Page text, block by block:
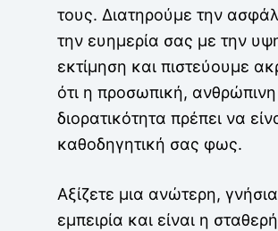
τους. Διατηρούμε την
την ευημερία σας με την
εκτίμηση και πιστεύουμε
ότι η προσωπική, ανθρώπινη
διορατικότητα πρέπει να
καθοδηγητική σας φως.
Αξίζετε μια ανώτερη, γνήσια
εμπειρία και είναι η σταθερή